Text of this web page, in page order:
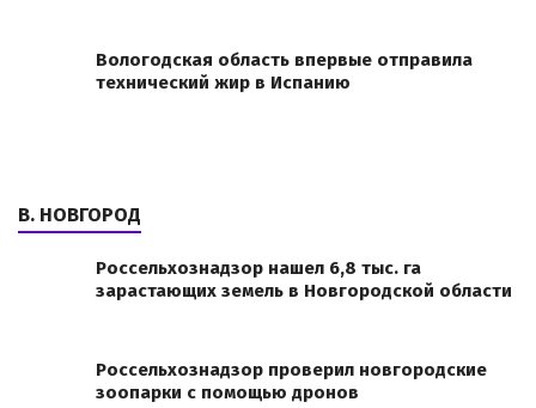
Вологодская область впервые отправила
технический жир в Испанию
В. НОВГОРОД
Россельхознадзор нашел 6,8 тыс. га
зарастающих земель в Новгородской области
Россельхознадзор проверил новгородские
зоопарки с помощью дронов